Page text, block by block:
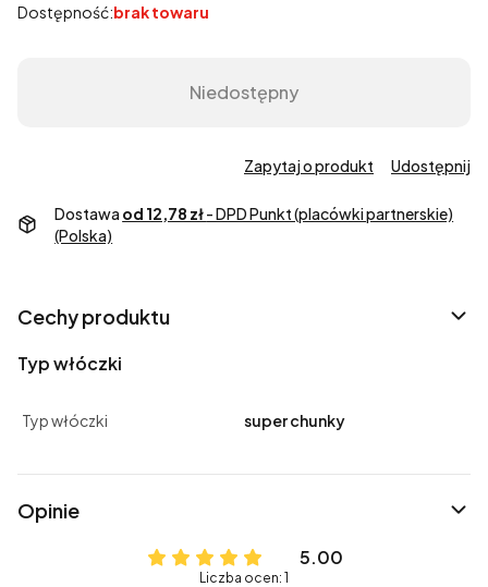
Dostępność:brak towaru
Niedostępny
Zapytaj o produkt Udostępnij
Dostawa od 12,78 zł- DPD Punkt (placówki partnerskie)
(Polska)
Cechy produktu
Typ włóczki
Typ włóczki super chunky
Opinie
5.00
Liczba ocen: 1